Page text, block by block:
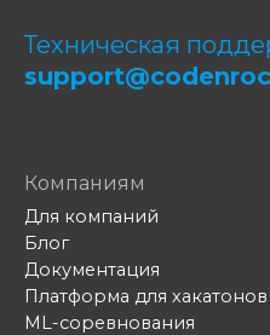
Техническая
Компаниям
Для компаний
Блог
Документация
Платформа для
ML-соревнования